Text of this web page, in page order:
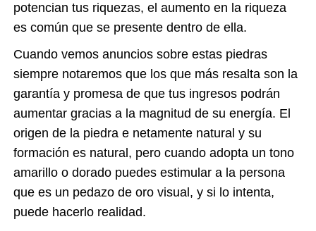
potencian tus riquezas, el aumento en la riqueza
es común que se presente dentro de ella.
Cuando vemos anuncios sobre estas piedras
siempre notaremos que los que más resalta son la
garantía y promesa de que tus ingresos podrán
aumentar gracias a la magnitud de su energía. El
origen de la piedra e netamente natural y su
formación es natural, pero cuando adopta un tono
amarillo o dorado puedes estimular a la persona
que es un pedazo de oro visual, y si lo intenta,
puede hacerlo realidad.